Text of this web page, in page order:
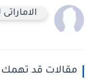
مقالات قد تهمك